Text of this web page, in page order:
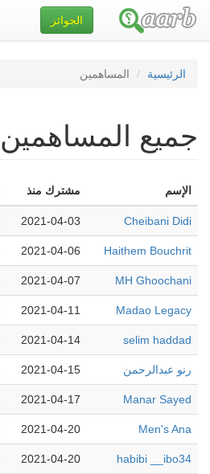
الجوائز
الرئيسية المساهمين
جميع المساهمين
الإسم مشترك منذ
Cheibani Didi
2021-04-03
Haithem Bouchrit
2021-04-06
MH Ghoochani
2021-04-07
Madao Legacy
2021-04-11
selim haddad
2021-04-14
رنو عبدالرحمن 2021-04-15
Manar Sayed
2021-04-17
Men's Ana
2021-04-20
habibi __ibo34
2021-04-20